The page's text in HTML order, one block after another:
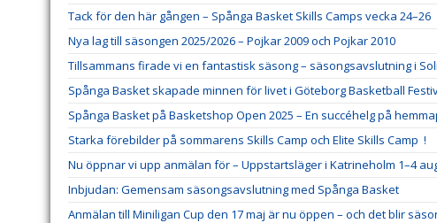
Tack för den här gången – Spånga Basket Skills Camps vecka 24–26
Nya lag till säsongen 2025/2026 – Pojkar 2009 och Pojkar 2010
Tillsammans firade vi en fantastisk säsong – säsongsavslutning i
Spånga Basket skapade minnen för livet i Göteborg Basketball
Spånga Basket på Basketshop Open 2025 – En succéhelg på
Starka förebilder på sommarens Skills Camp och Elite Skills Camp !
Nu öppnar vi upp anmälan för – Uppstartsläger i Katrineholm 1–4
Inbjudan: Gemensam säsongsavslutning med Spånga Basket
Anmälan till Miniligan Cup den 17 maj är nu öppen – och det blir